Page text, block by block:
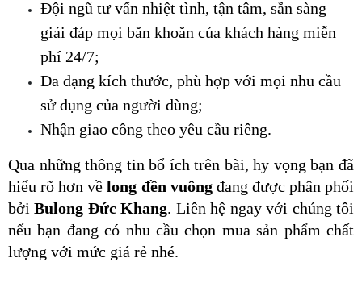
Đội ngũ tư vấn nhiệt tình, tận tâm, sẵn sàng
giải đáp mọi băn khoăn của khách hàng miễn
phí 24/7;
Đa dạng kích thước, phù hợp với mọi nhu cầu
sử dụng của người dùng;
Nhận giao công theo yêu cầu riêng.
Qua những thông tin bổ ích trên bài, hy vọng bạn đã
hiểu rõ hơn về long đền vuông đang được phân phối
bởi Bulong Đức Khang. Liên hệ ngay với chúng tôi
nếu bạn đang có nhu cầu chọn mua sản phẩm chất
lượng với mức giá rẻ nhé.